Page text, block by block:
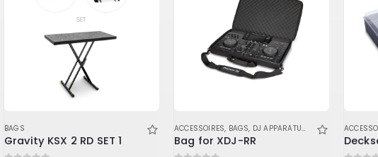
BAGS
Gravity KSX 2 RD SET 1
ACCESSOIRES, BAGS, DJ APPARATUUR
Bag for XDJ-RR